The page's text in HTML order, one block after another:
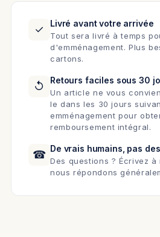
✓ Livré avant votre arrivée
Tout sera livré à temps
d'emménagement. Plus
cartons.
↺ Retours faciles sous 30
Un article ne vous
le dans les 30 jours
emménagement pour
remboursement intégral.
☎ De vrais humains, pas
Des questions ? Écrivez
nous répondons